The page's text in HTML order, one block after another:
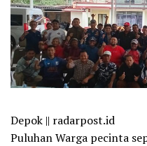
Depok || radarpost.id
Puluhan Warga pecinta